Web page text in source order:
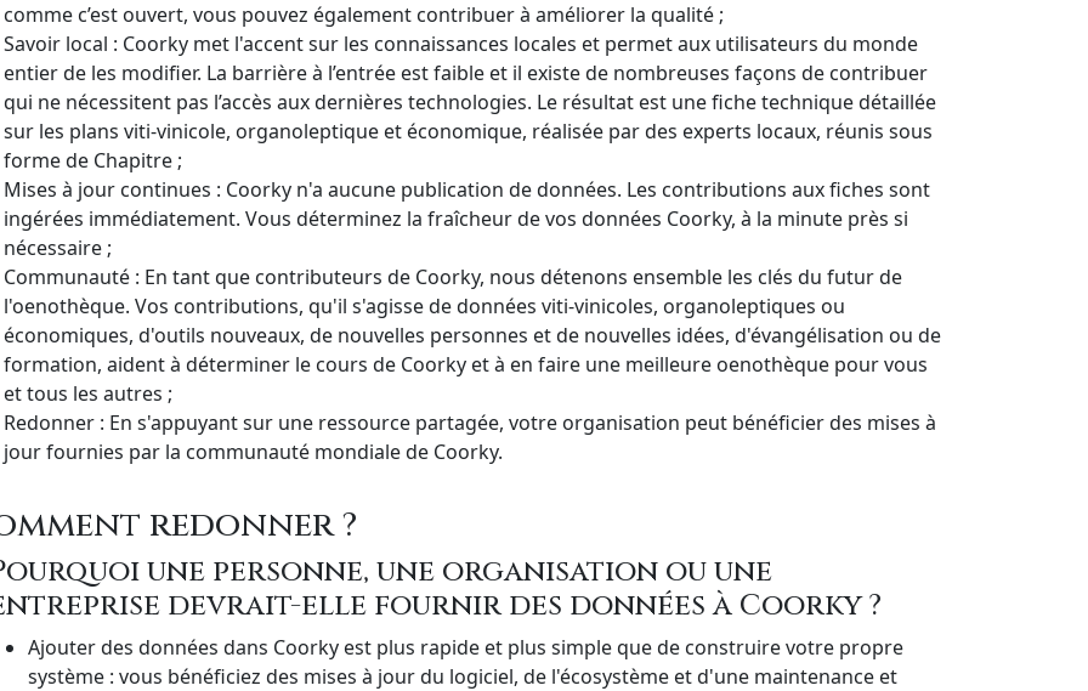
comme c’est ouvert, vous pouvez également contribuer à améliorer la qualité ;
Savoir local : Coorky met l'accent sur les connaissances locales et permet aux utilisateurs du monde
entier de les modifier. La barrière à l’entrée est faible et il existe de nombreuses façons de contribuer
qui ne nécessitent pas l’accès aux dernières technologies. Le résultat est une fiche technique détaillée
sur les plans viti-vinicole, organoleptique et économique, réalisée par des experts locaux, réunis sous
forme de Chapitre ;
Mises à jour continues : Coorky n'a aucune publication de données. Les contributions aux fiches sont
ingérées immédiatement. Vous déterminez la fraîcheur de vos données Coorky, à la minute près si
nécessaire ;
Communauté : En tant que contributeurs de Coorky, nous détenons ensemble les clés du futur de
l'oenothèque. Vos contributions, qu'il s'agisse de données viti-vinicoles, organoleptiques ou
économiques, d'outils nouveaux, de nouvelles personnes et de nouvelles idées, d'évangélisation ou de
formation, aident à déterminer le cours de Coorky et à en faire une meilleure oenothèque pour vous
et tous les autres ;
Redonner : En s'appuyant sur une ressource partagée, votre organisation peut bénéficier des mises à
jour fournies par la communauté mondiale de Coorky.
redonner ?
une personne, une organisation ou une
devrait-elle fournir des données à Coorky ?
Ajouter des données dans Coorky est plus rapide et plus simple que de construire votre propre
système : vous bénéficiez des mises à jour du logiciel, de l'écosystème et d'une maintenance et